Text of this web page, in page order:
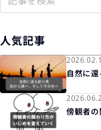
人気記事
自然に
傍観者の